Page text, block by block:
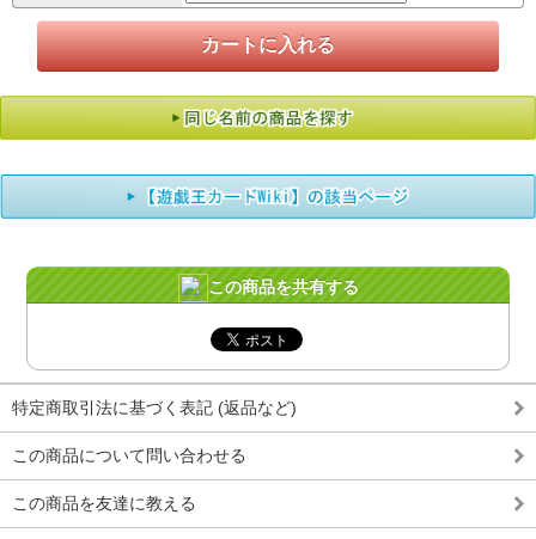
この商品を共有する
特定商取引法に基づく表記 (返品など)
この商品について問い合わせる
この商品を友達に教える